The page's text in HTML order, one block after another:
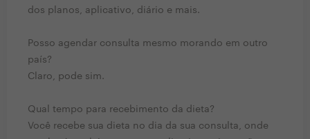
dos planos, aplicativo, diário e mais.
Posso agendar consulta mesmo morando em outro
país?
Claro, pode sim.
Qual tempo para recebimento da dieta?
Você recebe sua dieta no dia da sua consulta, onde